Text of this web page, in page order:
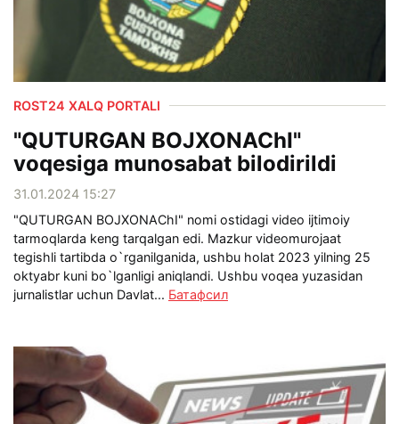
ROST24 XALQ PORTALI
"QUTURGAN BOJXONAChI"
voqesiga munosabat bilodirildi
31.01.2024 15:27
"QUTURGAN BOJXONAChI" nomi ostidagi video ijtimoiy
tarmoqlarda keng tarqalgan edi. Mazkur videomurojaat
tegishli tartibda o`rganilganida, ushbu holat 2023 yilning 25
oktyabr kuni bo`lganligi aniqlandi. Ushbu voqea yuzasidan
jurnalistlar uchun Davlat... Батафсил